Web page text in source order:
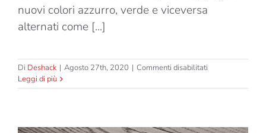
nuovi colori azzurro, verde e viceversa
alternati come [...]
Di Deshack | Agosto 27th, 2020 | Commenti disabilitati
–
Leggi di più